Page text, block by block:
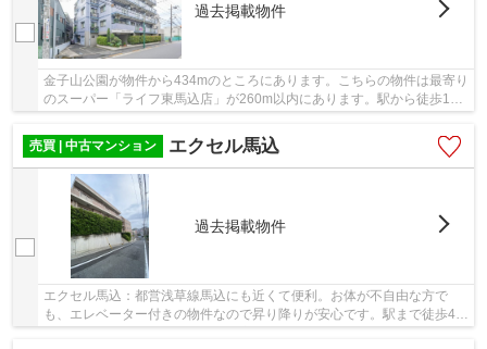
過去掲載物件
金子山公園が物件から434mのところにあります。こちらの物件は最寄り
のスーパー「ライフ東馬込店」が260m以内にあります。駅から徒歩10
売買 | 中古マンション
エクセル馬込
過去掲載物件
エクセル馬込：都営浅草線馬込にも近くて便利。お体が不自由な方で
も、エレベーター付きの物件なので昇り降りが安心です。駅まで徒歩4分